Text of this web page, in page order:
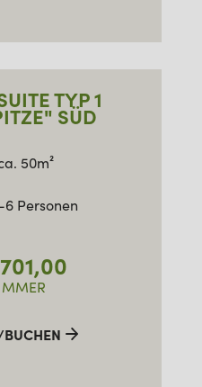
TYP 1
SÜD
50m²
6 Personen